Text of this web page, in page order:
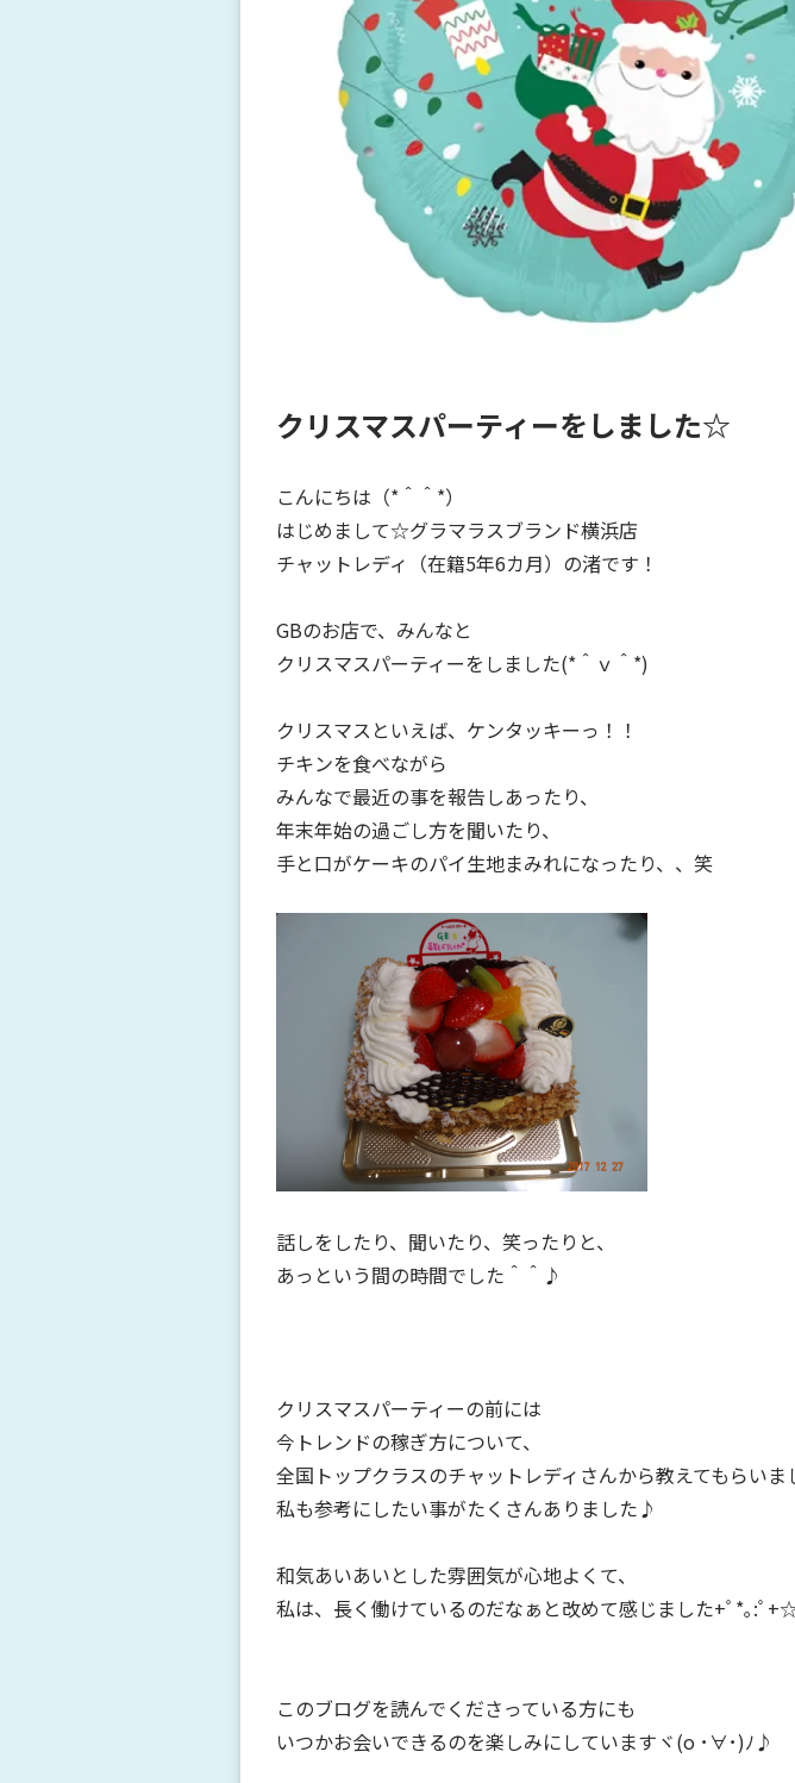
クリスマスパーティーをしました☆
こんにちは（*＾＾*）
はじめまして☆グラマラスブランド横浜店
チャットレディ（在籍5年6カ月）の渚です！
GBのお店で、みんなと
クリスマスパーティーをしました(*＾ｖ＾*)
クリスマスといえば、ケンタッキーっ！！
チキンを食べながら
みんなで最近の事を報告しあったり、
年末年始の過ごし方を聞いたり、
手と口がケーキのパイ生地まみれになったり、、笑
話しをしたり、聞いたり、笑ったりと、
あっという間の時間でした＾＾♪
クリスマスパーティーの前には
今トレンドの稼ぎ方について、
全国トップクラスのチャットレディさんから教えてもらい
私も参考にしたい事がたくさんありました♪
和気あいあいとした雰囲気が心地よくて、
私は、長く働けているのだなぁと改めて感じました+ﾟ*｡:ﾟ
このブログを読んでくださっている方にも
いつかお会いできるのを楽しみにしていますヾ(o ･∀･)ﾉ♪